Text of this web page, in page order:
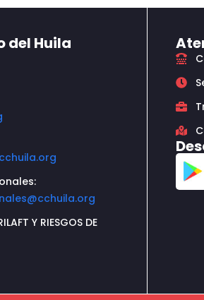
del Huila
Y RIESGOS DE